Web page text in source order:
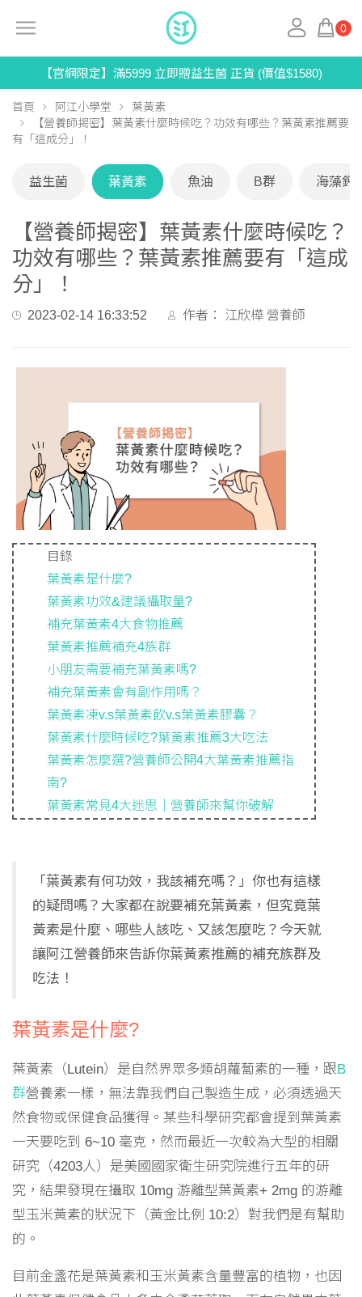
0
【官網限定】滿5999 立即贈益生菌 正貨 (價值$1580)
首頁 阿江小學堂
葉黃素
【營養師揭密】葉黃素什麼時候吃？功效有哪些？葉黃素推薦要
有「這成分」！
【營養師揭密】葉黃素什麼時候吃？
功效有哪些？葉黃素推薦要有「這成
分」！
2023-02-14 16:33:52 作者： 江欣樺 營養師
目錄
葉黃素是什麼?
葉黃素功效&建議攝取量?
補充葉黃素4大食物推薦
葉黃素推薦補充4族群
小朋友需要補充葉黃素嗎?
補充葉黃素會有副作用嗎？
葉黃素凍v.s葉黃素飲v.s葉黃素膠囊？
葉黃素什麼時候吃?葉黃素推薦3大吃法
葉黃素怎麼選?營養師公開4大葉黃素推薦指
南?
葉黃素常見4大迷思｜營養師來幫你破解
「葉黃素有何功效，我該補充嗎？」你也有這樣
的疑問嗎？大家都在說要補充葉黃素，但究竟葉
黃素是什麼、哪些人該吃、又該怎麼吃？今天就
讓阿江營養師來告訴你葉黃素推薦的補充族群及
吃法！
葉黃素是什麼?
葉黃素（Lutein）是自然界眾多類胡蘿蔔素的一種，跟B
群營養素一樣，無法靠我們自己製造生成，必須透過天
然食物或保健食品獲得。某些科學研究都會提到葉黃素
一天要吃到 6~10 毫克，然而最近一次較為大型的相關
研究（4203人）是美國國家衛生研究院進行五年的研
究，結果發現在攝取 10mg 游離型葉黃素+ 2mg 的游離
型玉米黃素的狀況下（黃金比例 10:2）對我們是有幫助
的。
目前金盞花是葉黃素和玉米黃素含量豐富的植物，也因
益生菌 葉黃素 魚油 B群 海藻鈣